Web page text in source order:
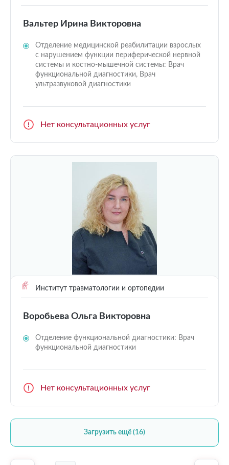
Вальтер Ирина Викторовна
Отделение медицинской реабилитации взрослых
с нарушением функции периферической нервной
системы и костно-мышечной системы: Врач
функциональной диагностики, Врач
ультразвуковой диагностики
Нет консультационных услуг
Институт травматологии и ортопедии
Воробьева Ольга Викторовна
Отделение функциональной диагностики: Врач
функциональной диагностики
Нет консультационных услуг
Загрузить ещё (16)